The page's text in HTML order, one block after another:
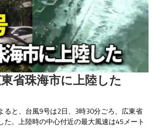
省珠海市に上陸した
ると、台風9号は2日、3時30分ごろ、広東省
た。上陸時の中心付近の最大風速は45メート